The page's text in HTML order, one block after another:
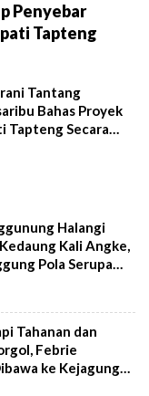
Penyebar
Tapteng
Tantang
Bahas Proyek
Tapteng Secara
Halangi
Kali Angke,
Pola Serupa
Tahanan dan
Febrie
ke Kejagung